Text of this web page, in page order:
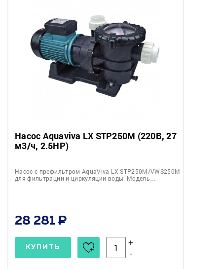
Насос Aquaviva LX STP250M (220В, 27
м3/ч, 2.5HP)
Насос с префильтром AquaViva LX STP250M/VWS250M
для фильтрации и циркуляции воды. Модель…
28 281
КУПИТЬ
+
-